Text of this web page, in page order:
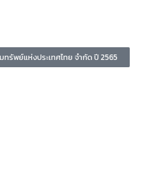
พย์แห่งประเทศไทย จำกัด ปี 2565